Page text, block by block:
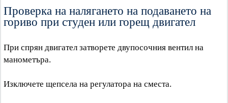
Проверка на налягането на подаването на
гориво при студен или горещ двигател
При спрян двигател затворете двупосочния вентил на
манометъра.
Изключете щепсела на регулатора на сместа.